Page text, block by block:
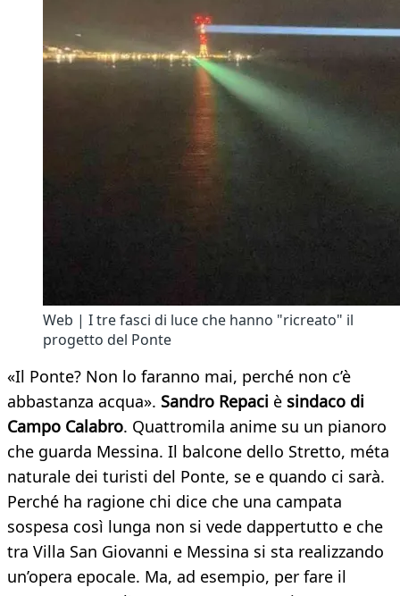
Web | I tre fasci di luce che hanno "ricreato" il
progetto del Ponte
«Il Ponte? Non lo faranno mai, perché non c’è
abbastanza acqua». Sandro Repaci è sindaco di
Campo Calabro. Quattromila anime su un pianoro
che guarda Messina. Il balcone dello Stretto, méta
naturale dei turisti del Ponte, se e quando ci sarà.
Perché ha ragione chi dice che una campata
sospesa così lunga non si vede dappertutto e che
tra Villa San Giovanni e Messina si sta realizzando
un’opera epocale. Ma, ad esempio, per fare il